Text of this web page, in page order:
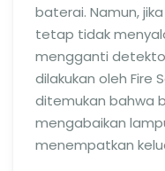
baterai. Namun,
tetap tidak
mengganti
dilakukan oleh Fire
ditemukan bahwa
mengabaikan
menempatkan